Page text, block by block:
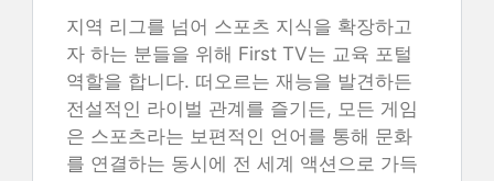
지역 리그를 넘어 스포츠 지식을 확장하고
자 하는 분들을 위해 First TV는 교육 포털
역할을 합니다. 떠오르는 재능을 발견하든
전설적인 라이벌 관계를 즐기든, 모든 게임
은 스포츠라는 보편적인 언어를 통해 문화
를 연결하는 동시에 전 세계 액션으로 가득